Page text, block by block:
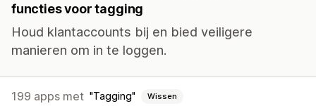
functies voor tagging
Houd klantaccounts bij en bied veiligere
manieren om in te loggen.
199 apps met Tagging Wissen